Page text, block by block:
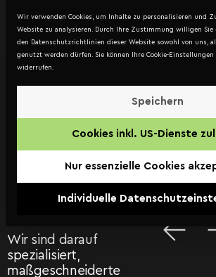
Social
Media
Agentur
Graz
Wir sind darauf
spezialisiert,
maßgeschneiderte
DATENSCHUTZ
Wir verwenden Cookies, um Inhalte zu personalisieren und
Website zu analysieren. Durch Ihre Zustimmung willigen Sie
den Datenschutzrichtlinien dieser Website sowohl von uns,
genutzt werden dürfen. Sie können Ihre Cookie-
widerrufen.
Speichern
Cookies inkl. US-Dienste
Nur essenzielle Cookies
Individuelle